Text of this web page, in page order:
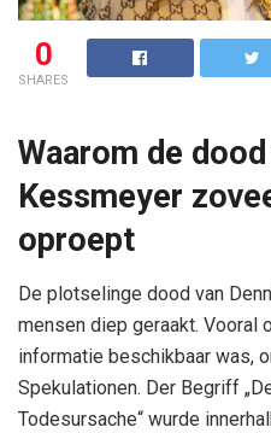
0
SHARES
Waarom de
Kessmeyer
oproept
De plotselinge dood van
mensen diep geraakt. Vooral
informatie beschikbaar was,
Spekulationen. Der Begriff
Todesursache“ wurde